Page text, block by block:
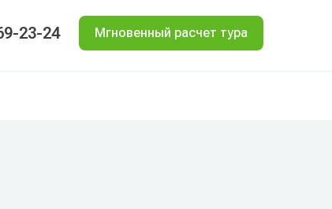
23-24 Мгновенный расчет тура